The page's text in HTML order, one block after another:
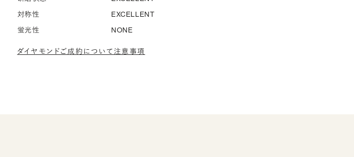
対称性
EXCELLENT
蛍光性
NONE
ダイヤモンドご成約について注意事項